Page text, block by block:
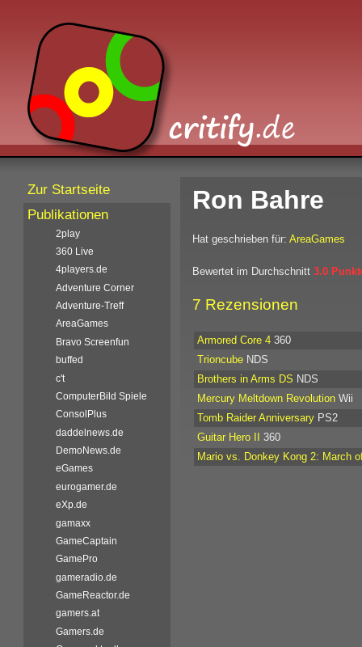
Ron Bahre
Hat geschrieben für: AreaGames
Bewertet im Durchschnitt 3.0
7 Rezensionen
Armored Core 4360
TrioncubeNDS
Brothers in Arms DS NDS
Mercury Meltdown RevolutionWii
Tomb Raider AnniversaryPS2
Guitar Hero II 360
Mario vs. Donkey Kong 2: March
Zur Startseite
Publikationen
2play
360 Live
4players.de
Adventure Corner
Adventure-Treff
AreaGames
Bravo Screenfun
buffed
c't
ComputerBild Spiele
ConsolPlus
daddelnews.de
DemoNews.de
eGames
eurogamer.de
eXp.de
gamaxx
GameCaptain
GamePro
gameradio.de
GameReactor.de
gamers.at
Gamers.de